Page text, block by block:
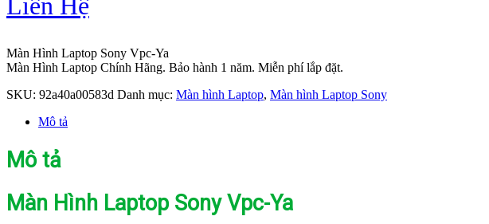
Màn Hình Laptop Sony Vpc-Ya
Màn Hình Laptop Chính Hãng. Bảo hành 1 năm. Miễn phí lắp đặt.
SKU: 92a40a00583d Danh mục: Màn hình Laptop, Màn hình Laptop Sony
Mô tả
Mô tả
Màn Hình Laptop Sony Vpc-Ya